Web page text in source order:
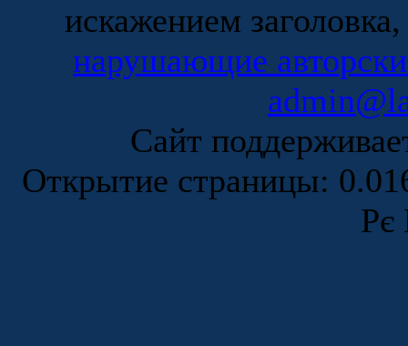
искажением
нарушающие
Сайт
Открытие страницы:
Рє